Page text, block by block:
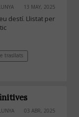
13 MAY, 2025
destí. Llistat per
trasllats
03 ABR, 2025